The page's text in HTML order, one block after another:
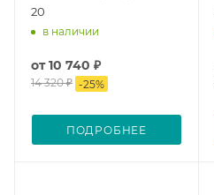
20
в наличии
от10 740 ₽
14 320 ₽ -25%
ПОДРОБНЕЕ